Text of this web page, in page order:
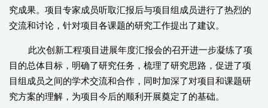
究成果。项目专家成员听取汇报后与项目组成员进行了热烈的
交流和讨论，针对项目各课题的研究工作提出了建议。
此次创新工程项目进展年度汇报会的召开进一步凝练了项
目的总体目标，明确了研究任务，梳理了研究思路，促进了项
目组成员之间的学术交流和合作，同时加深了对项目和课题研
究方案的理解，为项目今后的顺利开展奠定了的基础。